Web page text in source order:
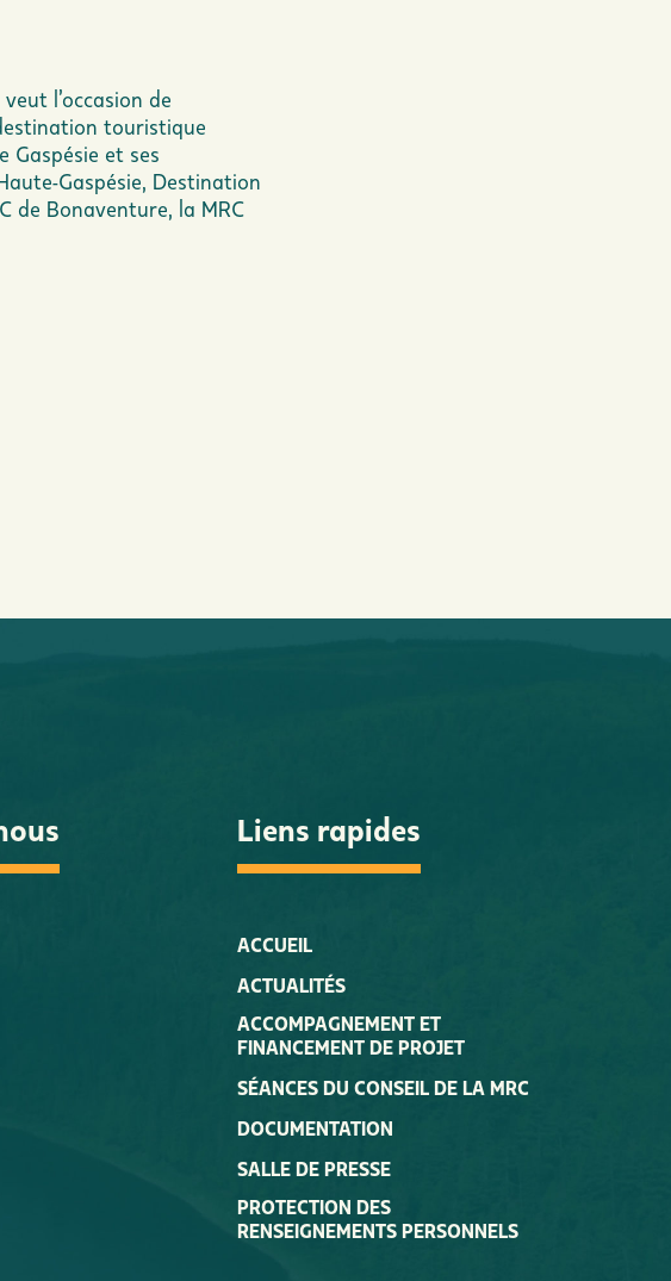
l’occasion de
touristique
Gaspésie et ses
Gaspésie, Destination
de Bonaventure, la MRC
Liens rapides
ACCUEIL
ACTUALITÉS
ACCOMPAGNEMENT ET
FINANCEMENT DE PROJET
SÉANCES DU CONSEIL DE LA MRC
DOCUMENTATION
SALLE DE PRESSE
PROTECTION DES
RENSEIGNEMENTS PERSONNELS